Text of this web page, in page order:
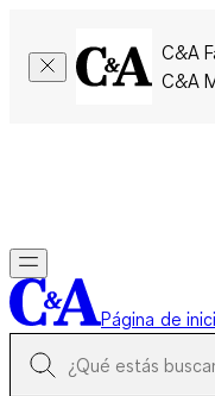
C&A
C&A
Página de